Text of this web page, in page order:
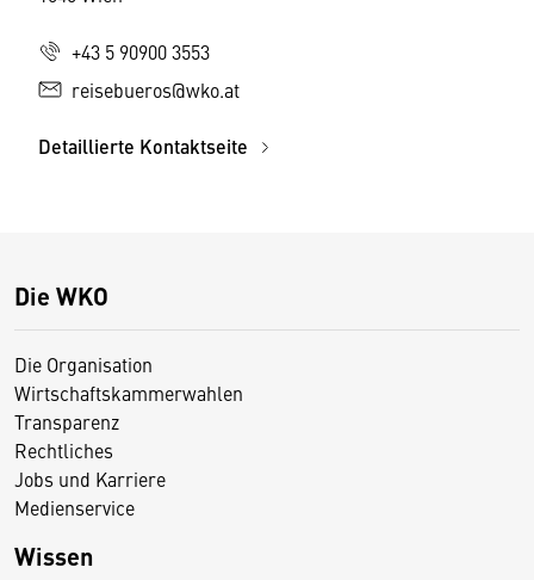
+43 5 90900 3553
reisebueros@wko.at
Detaillierte Kontaktseite
Die WKO
Die Organisation
Wirtschaftskammerwahlen
Transparenz
Rechtliches
Jobs und Karriere
Medienservice
Wissen